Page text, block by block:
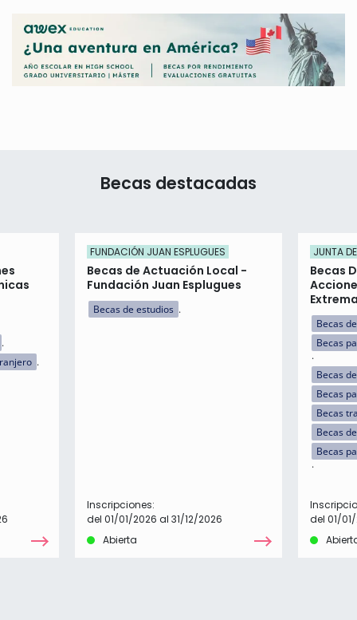
Becas destacadas
FUNDACIÓN JUAN ESPLUGUES
Becas de Actuación Local -
Fundación Juan Esplugues
Becas de estudios
Inscripciones:
del 01/01/2026 al 31/12/2026
Abierta
JUNTA
Becas
Becas
Becas
Becas
Becas
Becas
Becas
Becas
del 01/